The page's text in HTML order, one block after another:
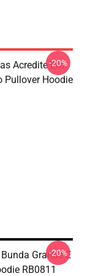
Acredite Em
Pullover Hoodie
-20%
Grande E
RB0811
-20%